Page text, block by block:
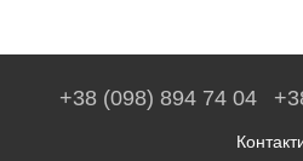
+38 (098) 894 74 04